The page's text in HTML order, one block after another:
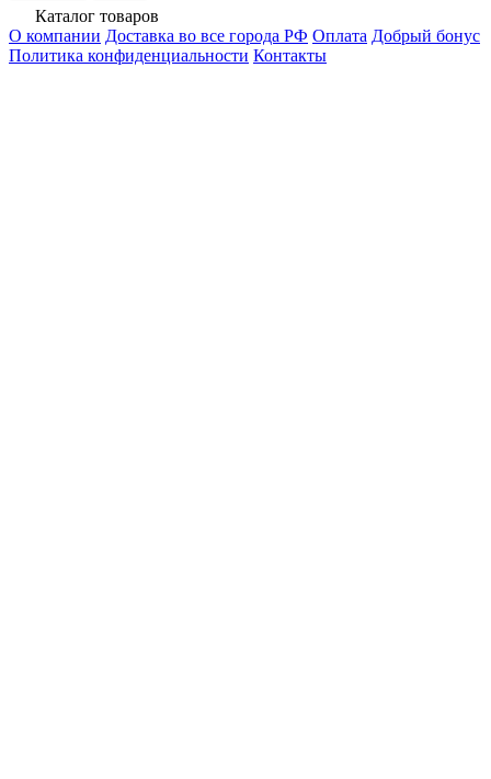
Каталог товаров
О компании Доставка во все города РФ Оплата Добрый бонус
Политика конфиденциальности Контакты